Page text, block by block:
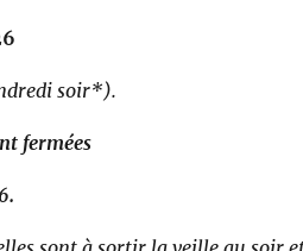
soir*).
fermées